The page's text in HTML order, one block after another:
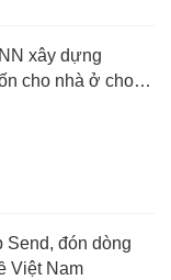
xây dựng
cho nhà ở cho
Send, đón dòng
Việt Nam